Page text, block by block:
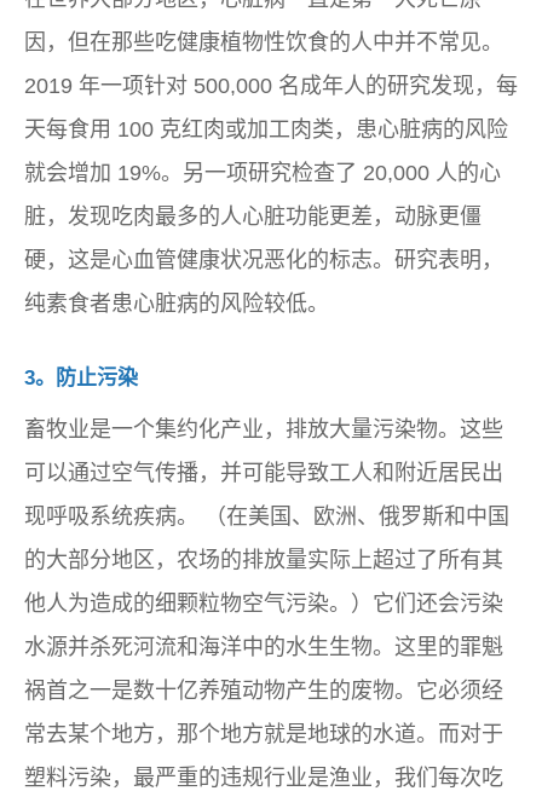
因，但在那些吃健康植物性饮食的人中并不常见。
2019 年一项针对 500,000 名成年人的研究发现，每
天每食用 100 克红肉或加工肉类，患心脏病的风险
就会增加 19%。另一项研究检查了 20,000 人的心
脏，发现吃肉最多的人心脏功能更差，动脉更僵
硬，这是心血管健康状况恶化的标志。研究表明，
纯素食者患心脏病的风险较低。
3。防止污染
畜牧业是一个集约化产业，排放大量污染物。这些
可以通过空气传播，并可能导致工人和附近居民出
现呼吸系统疾病。 （在美国、欧洲、俄罗斯和中国
的大部分地区，农场的排放量实际上超过了所有其
他人为造成的细颗粒物空气污染。）它们还会污染
水源并杀死河流和海洋中的水生生物。这里的罪魁
祸首之一是数十亿养殖动物产生的废物。它必须经
常去某个地方，那个地方就是地球的水道。而对于
塑料污染，最严重的违规行业是渔业，我们每次吃